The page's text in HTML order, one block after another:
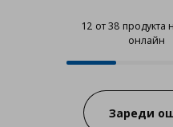
12 от 38 продукта
онлайн
12
Progress:
Зареди